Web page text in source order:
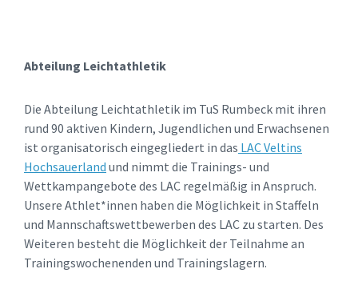
Abteilung Leichtathletik
Die Abteilung Leichtathletik im TuS Rumbeck mit ihren
rund 90 aktiven Kindern, Jugendlichen und Erwachsenen
ist organisatorisch eingegliedert in das LAC Veltins
Hochsauerland und nimmt die Trainings- und
Wettkampangebote des LAC regelmäßig in Anspruch.
Unsere Athlet*innen haben die Möglichkeit in Staffeln
und Mannschaftswettbewerben des LAC zu starten. Des
Weiteren besteht die Möglichkeit der Teilnahme an
Trainingswochenenden und Trainingslagern.